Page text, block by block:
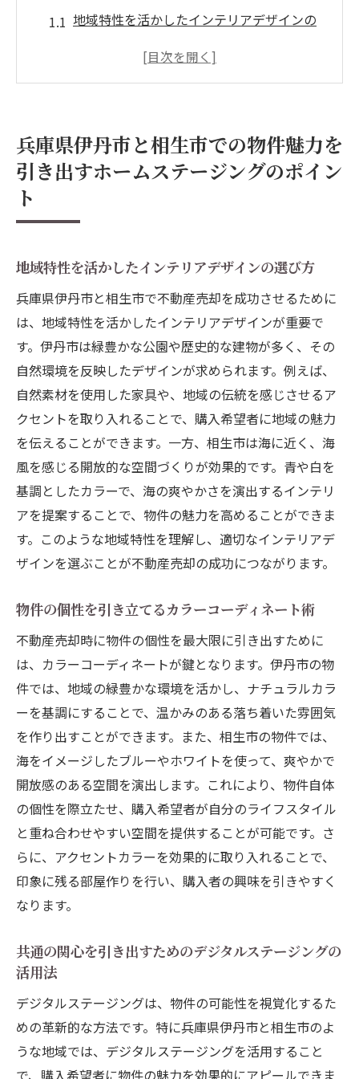
地域特性を活かしたインテリアデザインの
物件の個性を引き立てるカラーコーディネ
ージングの活用法
家具配置の工夫で空間を広く見せるテクニ
自然光を活かした明るい室内演出の方法
ングの提案
不動産売却を成功に導くホームステージングの
ステップと効果
初めてのホームステージングに必要な準備
と心構え
プロの意見を取り入れたステージング計画
の組み立て
ステージング後のビフォーアフターの効果
的な見せ方
訪問者に好印象を与える演出の具体例
視覚に訴えるフォトジェニックな空間作り
ステージングが直接売却価格に与える影響
伊丹市と相生市での市場特性を活かした不動産
売却戦略
市場動向に基づいた適切な物件価格の設定
方法
地域の特性を考慮したターゲット市場の選
定
競合物件との差別化を図るためのプロモー
ション戦略
地域住民の購買意欲を高めるための広告展
開
季節に応じた販売戦略の調整
グテクニック
出
購入者の生活を想像させる空間作りの勧め
物件のストーリーを伝えるディスプレイの
兵庫県伊丹市と相生市での物件魅力を
引き出すホームステージングのポイン
ト
地域特性を活かしたインテリアデザインの選び方
兵庫県伊丹市と相生市で不動産売却を成功させるために
は、地域特性を活かしたインテリアデザインが重要で
す。伊丹市は緑豊かな公園や歴史的な建物が多く、その
自然環境を反映したデザインが求められます。例えば、
自然素材を使用した家具や、地域の伝統を感じさせるア
クセントを取り入れることで、購入希望者に地域の魅力
を伝えることができます。一方、相生市は海に近く、海
風を感じる開放的な空間づくりが効果的です。青や白を
基調としたカラーで、海の爽やかさを演出するインテリ
アを提案することで、物件の魅力を高めることができま
す。このような地域特性を理解し、適切なインテリアデ
ザインを選ぶことが不動産売却の成功につながります。
物件の個性を引き立てるカラーコーディネート術
不動産売却時に物件の個性を最大限に引き出すために
は、カラーコーディネートが鍵となります。伊丹市の物
件では、地域の緑豊かな環境を活かし、ナチュラルカラ
ーを基調にすることで、温かみのある落ち着いた雰囲気
を作り出すことができます。また、相生市の物件では、
海をイメージしたブルーやホワイトを使って、爽やかで
開放感のある空間を演出します。これにより、物件自体
の個性を際立たせ、購入希望者が自分のライフスタイル
と重ね合わせやすい空間を提供することが可能です。さ
らに、アクセントカラーを効果的に取り入れることで、
印象に残る部屋作りを行い、購入者の興味を引きやすく
なります。
共通の関心を引き出すためのデジタルステージングの
活用法
デジタルステージングは、物件の可能性を視覚化するた
めの革新的な方法です。特に兵庫県伊丹市と相生市のよ
うな地域では、デジタルステージングを活用すること
で、購入希望者に物件の魅力を効果的にアピールできま